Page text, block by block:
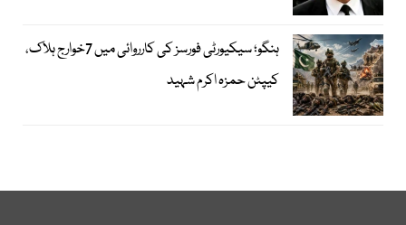
ہنگو؛ سیکیورٹی فورسز کی کارروائی میں 7خوارج ہلاک،
کیپٹن حمزہ اکرم شہید